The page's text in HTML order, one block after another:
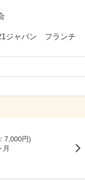
ジャパン フランチ
7,000円)
月